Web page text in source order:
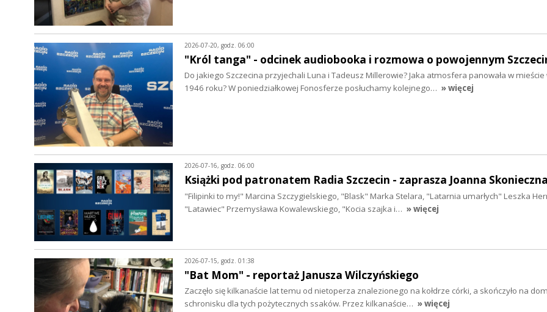
2026-07-20, godz. 06:00
"Król tanga" - odcinek audiobooka i rozmowa o powojennym
Do jakiego Szczecina przyjechali Luna i Tadeusz Millerowie? Jaka atmosfera panowała w
1946 roku? W poniedziałkowej Fonosferze posłuchamy kolejnego… » więcej
2026-07-16, godz. 06:00
Książki pod patronatem Radia Szczecin - zaprasza Joanna Skonieczna
"Filipinki to my!" Marcina Szczygielskiego, "Blask" Marka Stelara, "Latarnia umarłych" Leszka
"Latawiec" Przemysława Kowalewskiego, "Kocia szajka i… » więcej
2026-07-15, godz. 01:38
"Bat Mom" - reportaż Janusza Wilczyńskiego
Zaczęło się kilkanaście lat temu od nietoperza znalezionego na kołdrze córki, a skończyło na
schronisku dla tych pożytecznych ssaków. Przez kilkanaście… » więcej